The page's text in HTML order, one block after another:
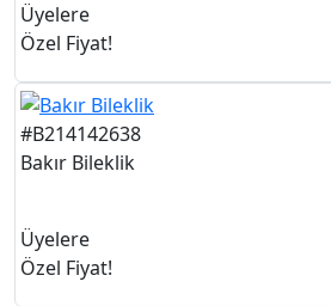
Üyelere
Özel Fiyat!
#B214142638
Bakır Bileklik
Üyelere
Özel Fiyat!